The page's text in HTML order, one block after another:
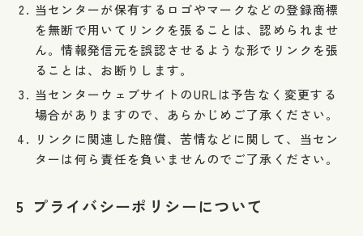
当センターが保有するロゴやマークなどの登録商標
を無断で用いてリンクを張ることは、認められませ
ん。情報発信元を誤認させるような形でリンクを張
ることは、お断りします。
当センターウェブサイトのURLは予告なく変更する
場合がありますので、あらかじめご了承ください。
リンクに関連した賠償、苦情などに関して、当セン
ターは何ら責任を負いませんのでご了承ください。
5 プライバシーポリシーについて